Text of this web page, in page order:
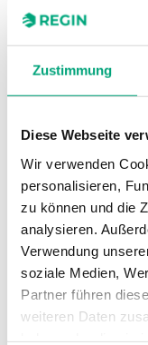
Zustimmung
Diese Webseite
Wir verwenden
personalisieren,
zu können und die
analysieren.
Verwendung
soziale Medien,
Partner führen
weiteren Daten
Abmessungen,
außen (B x H x